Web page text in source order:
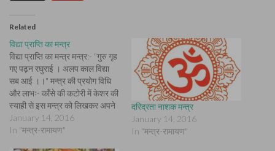
Related
विद्या प्राप्ति का मन्त्र
विद्या प्राप्ति का मन्त्र मन्त्र:- "गुरु गृह
गए पढ़न रघुराई । अलप काल विद्या
सब आई ।।" मन्त्र की प्रयोग विधि
और लाभः- काँसे की कटोरी में केशर की
स्याही से इस मन्त्र को लिखकर अपने
समक्ष रख लें । रुद्राक्ष की माला पर
108 बार इस मन्त्र को पढ़ें…
January 14, 2016
In "मन्त्र-रामायण"
दरिद्रता नाशक मन्त्र
January 14, 2016
In "मन्त्र-रामायण"